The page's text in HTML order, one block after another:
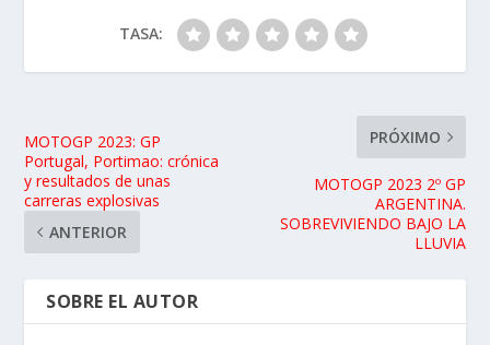
TASA:
MOTOGP 2023: GP
Portugal, Portimao: crónica
y resultados de unas
carreras explosivas
ANTERIOR
PRÓXIMO
MOTOGP 2023 2º GP
ARGENTINA.
SOBREVIVIENDO BAJO LA
LLUVIA
SOBRE EL AUTOR